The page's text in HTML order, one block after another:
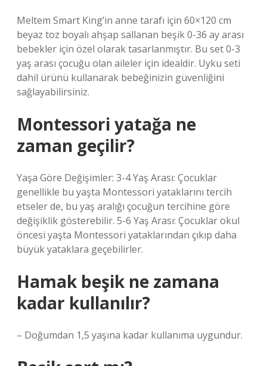
Meltem Smart King’in anne tarafı için 60×120 cm
beyaz toz boyalı ahşap sallanan beşik 0-36 ay arası
bebekler için özel olarak tasarlanmıştır. Bu set 0-3
yaş arası çocuğu olan aileler için idealdir. Uyku seti
dahil ürünü kullanarak bebeğinizin güvenliğini
sağlayabilirsiniz.
Montessori yatağa ne
zaman geçilir?
Yaşa Göre Değişimler: 3-4 Yaş Arası: Çocuklar
genellikle bu yaşta Montessori yataklarını tercih
etseler de, bu yaş aralığı çocuğun tercihine göre
değişiklik gösterebilir. 5-6 Yaş Arası: Çocuklar okul
öncesi yaşta Montessori yataklarından çıkıp daha
büyük yataklara geçebilirler.
Hamak beşik ne zamana
kadar kullanılır?
– Doğumdan 1,5 yaşına kadar kullanıma uygundur.